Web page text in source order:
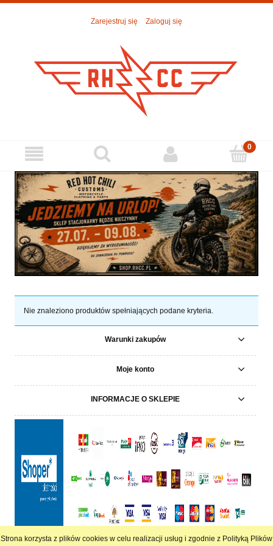
Strona korzysta z plików cookies w celu realizacji usług i zgodnie z Polityką Plików
Zarejestruj się Zaloguj się
Nie znaleziono produktów spełniających podane kryteria.
Warunki zakupów
Moje konto
INFORMACJE O SKLEPIE